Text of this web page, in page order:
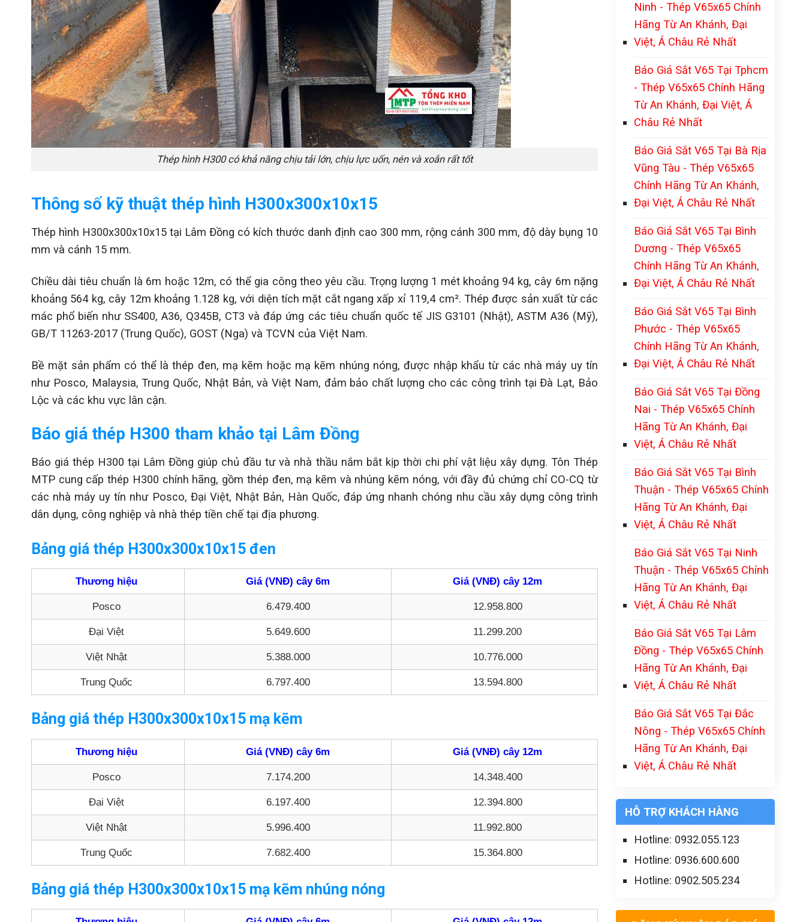
Thép hình H300 có khả năng chịu tải lớn, chịu lực uốn, nén và xoắn rất tốt
Thông số kỹ thuật thép hình H300x300x10x15
Thép hình H300x300x10x15 tại Lâm Đồng có kích thước danh định cao 300 mm, rộng cánh 300 mm, độ dày bụng 10
mm và cánh 15 mm.
Chiều dài tiêu chuẩn là 6m hoặc 12m, có thể gia công theo yêu cầu. Trọng lượng 1 mét khoảng 94 kg, cây 6m nặng
khoảng 564 kg, cây 12m khoảng 1.128 kg, với diện tích mặt cắt ngang xấp xỉ 119,4 cm². Thép được sản xuất từ các
mác phổ biến như SS400, A36, Q345B, CT3 và đáp ứng các tiêu chuẩn quốc tế JIS G3101 (Nhật), ASTM A36 (Mỹ),
GB/T 11263-2017 (Trung Quốc), GOST (Nga) và TCVN của Việt Nam.
Bề mặt sản phẩm có thể là thép đen, mạ kẽm hoặc mạ kẽm nhúng nóng, được nhập khẩu từ các nhà máy uy tín
như Posco, Malaysia, Trung Quốc, Nhật Bản, và Việt Nam, đảm bảo chất lượng cho các công trình tại Đà Lạt, Bảo
Lộc và các khu vực lân cận.
Báo giá thép H300 tham khảo tại Lâm Đồng
Báo giá thép H300 tại Lâm Đồng giúp chủ đầu tư và nhà thầu nắm bắt kịp thời chi phí vật liệu xây dựng. Tôn Thép
MTP cung cấp thép H300 chính hãng, gồm thép đen, mạ kẽm và nhúng kẽm nóng, với đầy đủ chứng chỉ CO-CQ từ
các nhà máy uy tín như Posco, Đại Việt, Nhật Bản, Hàn Quốc, đáp ứng nhanh chóng nhu cầu xây dựng công trình
dân dụng, công nghiệp và nhà thép tiền chế tại địa phương.
Bảng giá thép H300x300x10x15 đen
Thương hiệu Giá (VNĐ) cây 6m Giá (VNĐ) cây 12m
Posco 6.479.400 12.958.800
Đại Việt 5.649.600 11.299.200
Việt Nhật 5.388.000 10.776.000
Trung Quốc 6.797.400 13.594.800
Bảng giá thép H300x300x10x15 mạ kẽm
Thương hiệu Giá (VNĐ) cây 6m Giá (VNĐ) cây 12m
Posco 7.174.200 14.348.400
Đại Việt 6.197.400 12.394.800
Việt Nhật 5.996.400 11.992.800
Trung Quốc 7.682.400 15.364.800
Bảng giá thép H300x300x10x15 mạ kẽm nhúng nóng
Ninh - Thép V65x65 Chính
Hãng Từ An Khánh, Đại
Việt, Á Châu Rẻ Nhất
Báo Giá Sắt V65 Tại Tphcm
- Thép V65x65 Chính Hãng
Từ An Khánh, Đại Việt, Á
Châu Rẻ Nhất
Báo Giá Sắt V65 Tại Bà Rịa
Vũng Tàu - Thép V65x65
Chính Hãng Từ An Khánh,
Đại Việt, Á Châu Rẻ Nhất
Báo Giá Sắt V65 Tại Bình
Dương - Thép V65x65
Chính Hãng Từ An Khánh,
Đại Việt, Á Châu Rẻ Nhất
Báo Giá Sắt V65 Tại Bình
Phước - Thép V65x65
Chính Hãng Từ An Khánh,
Đại Việt, Á Châu Rẻ Nhất
Báo Giá Sắt V65 Tại Đồng
Nai - Thép V65x65 Chính
Hãng Từ An Khánh, Đại
Việt, Á Châu Rẻ Nhất
Báo Giá Sắt V65 Tại Bình
Thuận - Thép V65x65 Chính
Hãng Từ An Khánh, Đại
Việt, Á Châu Rẻ Nhất
Báo Giá Sắt V65 Tại Ninh
Thuận - Thép V65x65 Chính
Hãng Từ An Khánh, Đại
Việt, Á Châu Rẻ Nhất
Báo Giá Sắt V65 Tại Lâm
Đồng - Thép V65x65 Chính
Hãng Từ An Khánh, Đại
Việt, Á Châu Rẻ Nhất
Báo Giá Sắt V65 Tại Đắc
Nông - Thép V65x65 Chính
Hãng Từ An Khánh, Đại
Việt, Á Châu Rẻ Nhất
HỖ TRỢ KHÁCH HÀNG
Hotline: 0932.055.123
Hotline: 0936.600.600
Hotline: 0902.505.234